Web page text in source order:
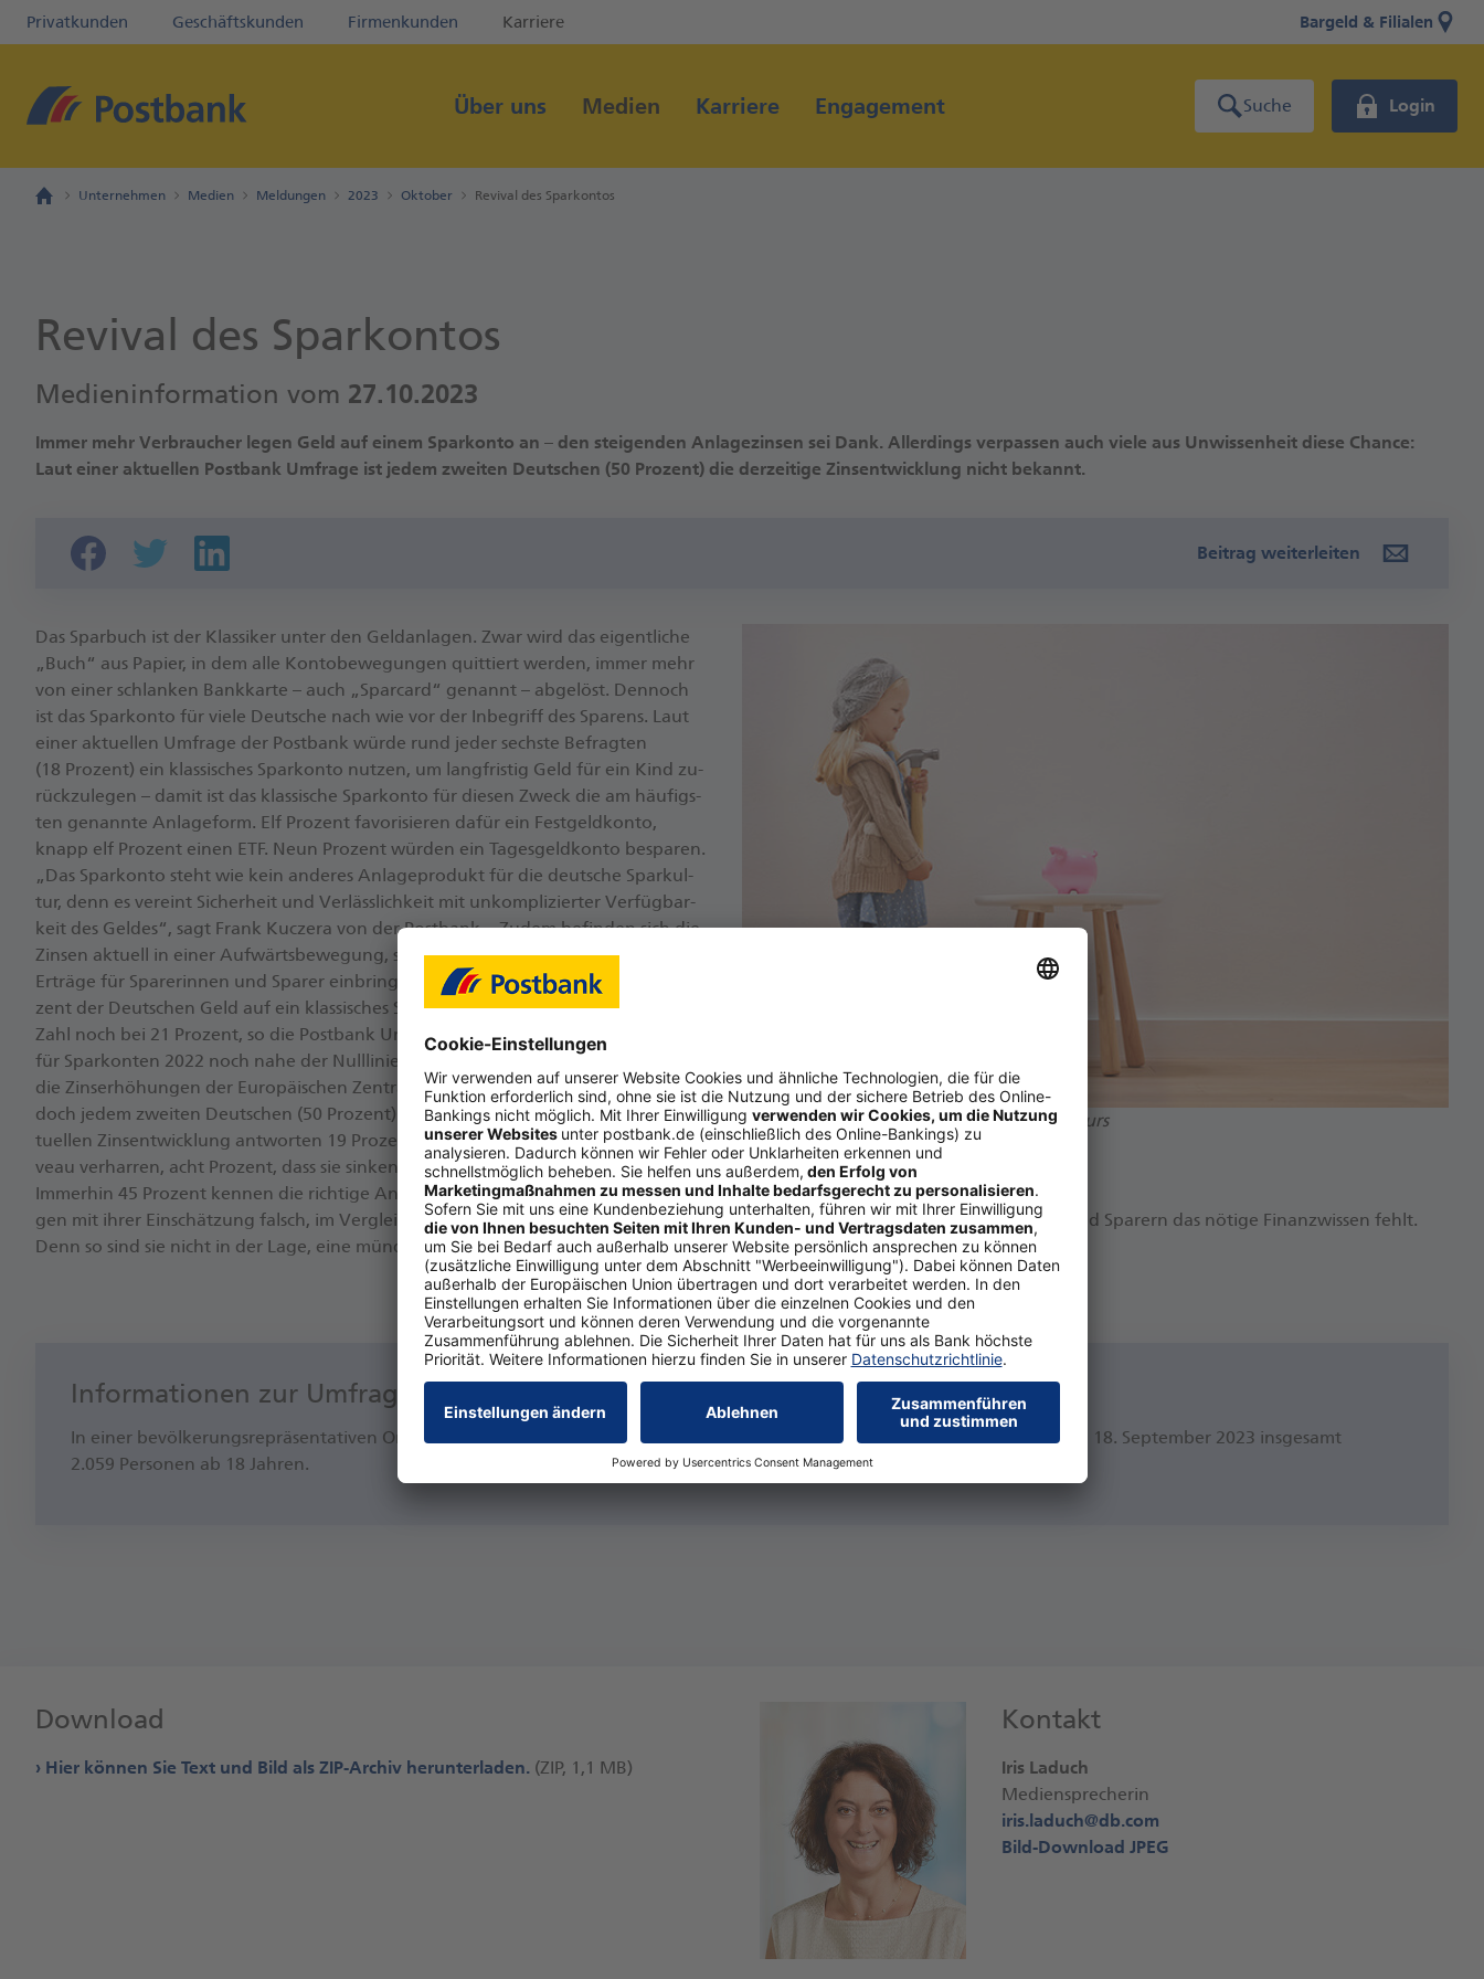
Direkt zur Hauptnavigation (Enter drücken) Bargeld & Filialen
Privatkunden Geschäftskunden Firmenkunden Karriere
Suche Login
Über uns Medien Karriere Engagement
Unternehmen Medien Meldungen 2023 Oktober Revival des Sparkontos
Revival des Sparkontos
Medieninformation vom 27.10.2023
Immer mehr Verbraucher legen Geld auf einem Sparkonto an – den steigenden Anlagezinsen sei Dank. Allerdings verpassen auch viele aus Unwissenheit diese Chance:
Laut einer aktuellen Postbank Umfrage ist jedem zweiten Deutschen (50 Prozent) die derzeitige Zinsentwicklung nicht bekannt.
Beitrag weiterleiten
Bild Nr. 1694, Quelle: Postbank / © Yuri Arcurs
Download Bild-Datei(JPEG, 1,1 MB)
Das Spar­buch ist der Klas­si­ker un­ter den Geld­an­la­gen. Zwar wird das ei­gent­li­che
„Buch“ aus Pa­pier, in dem al­le Kon­to­be­we­gun­gen quit­tiert wer­den, im­mer mehr
von ei­ner schlan­ken Bank­kar­te – auch „Spar­car­d“ ge­nannt – ab­ge­löst. Den­noch
ist das Spar­kon­to für vie­le Deut­sche nach wie vor der In­be­griff des Spa­rens. Laut
ei­ner ak­tu­el­len Um­fra­ge der Post­bank wür­de rund je­der sechs­te Be­frag­ten
(18 Pro­zent) ein klas­si­sches Spar­kon­to nut­zen, um lang­fris­tig Geld für ein Kind zu­
rück­zu­le­gen – da­mit ist das klas­si­sche Spar­kon­to für die­sen Zweck die am häu­figs­
ten ge­nann­te An­la­ge­form. Elf Pro­zent fa­vo­ri­sie­ren da­für ein Fest­geld­kon­to,
knapp elf Pro­zent ei­nen ETF. Neun Pro­zent wür­den ein Ta­ges­geld­kon­to be­spa­ren.
„Das Spar­kon­to steht wie kein an­de­res An­la­ge­pro­dukt für die deut­sche Spar­kul­
tur, denn es ver­eint Si­cher­heit und Ver­läss­lich­keit mit un­kom­pli­zier­ter Ver­füg­bar­
keit des Gel­des“, sagt Frank Kuc­ze­ra von der Post­bank. „Zu­dem be­fin­den sich die
Zin­sen ak­tu­ell in ei­ner Auf­wärts­be­we­gung, so­dass auch die­se Geld­an­la­ge wie­der
Er­trä­ge für Spare­rin­nen und Spa­rer ein­bringt.“ Tat­säch­lich zah­len heu­te 27 Pro­
zent der Deut­schen Geld auf ein klas­si­sches Spar­kon­to ein – im Vor­jahr lag ih­re
Zahl noch bei 21 Pro­zent, so die Post­bank Um­fra­ge. Wäh­rend die An­la­ge­zin­sen
für Spar­kon­ten 2022 noch na­he der Null­li­nie ver­harr­ten, stie­gen sie 2023 durch
die Zins­er­hö­hun­gen der Eu­ro­päi­schen Zen­tral­bank deut­lich. Die­se Tat­sa­che ist je­
doch je­dem zwei­ten Deut­schen (50 Pro­zent) nicht be­kannt: Ge­fragt nach der ak­
tu­el­len Zins­ent­wick­lung ant­wor­ten 19 Pro­zent, dass die Zin­sen auf dem­sel­ben Ni­
veau ver­har­ren, acht Pro­zent, dass sie sin­ken, und 24 Pro­zent mit „weiß nich­t“.
Im­mer­hin 45 Pro­zent ken­nen die rich­ti­ge Ant­wort. Doch 29 Pro­zent der Spa­rer lie­
gen mit ih­rer Ein­schät­zung falsch, im Ver­gleich zu 19 Pro­zent der Nicht-Spa­rer. „Es ist er­schre­ckend, dass so vie­len Spare­rin­nen und Spa­rern das nö­ti­ge Fi­nanz­wis­sen fehlt.
Denn so sind sie nicht in der La­ge, ei­ne mün­di­ge An­la­ge­ent­schei­dung zu tref­fen.“
Informationen zur Umfrage
In ei­ner be­völ­ke­rungs­re­prä­sen­ta­ti­ven On­line-Be­fra­gung in­ter­view­te You­Gov im Auf­trag der Post­bank zwi­schen dem 15. und 18. Sep­tem­ber 2023 ins­ge­samt
2.059 Per­so­nen ab 18 Jah­ren.
Download
Hier können Sie Text und Bild als ZIP-Archiv herunterladen. (ZIP, 1,1 MB)
Kontakt
Iris Laduch
Mediensprecherin
iris.laduch@db.com
Bild-Download JPEG